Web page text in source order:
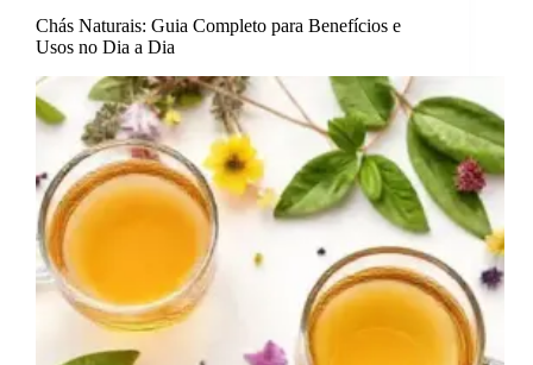
Chás Naturais: Guia Completo para Benefícios e
Usos no Dia a Dia